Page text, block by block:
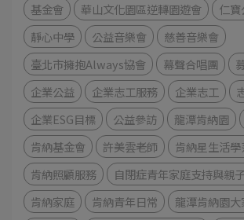
基金會 華山文化園區逆轉園遊會
仁
靜心中學
公益音樂會
慈善音樂會
臺北市擁抱Always協會
幕聲合唱團
企業公益
企業志工服務 企業志工
企業ESG目標
公益參訪 龍潭肯納園
肯納基金會
許美雲老師 肯納星生活學
肯納照顧服務
自閉症青年家庭支持與親
肯納家庭
肯納青年日常
龍潭肯納園大